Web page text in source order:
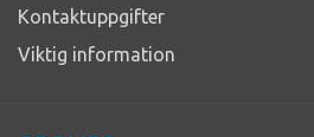
Kontaktuppgifter
Viktig information